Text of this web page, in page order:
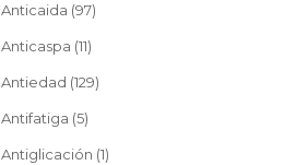
Anticaida (97)
Anticaspa (11)
Antiedad (129)
Antifatiga (5)
Antiglicación (1)